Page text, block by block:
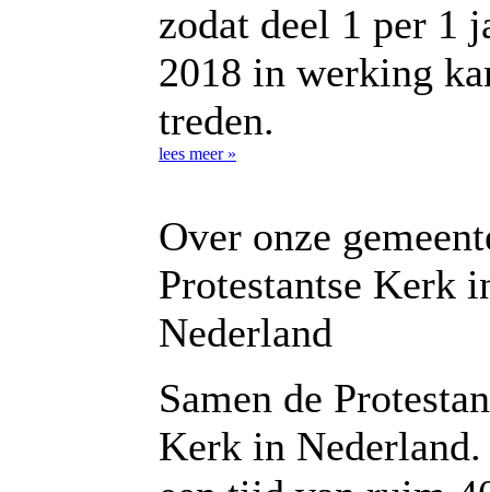
zodat deel 1 per 1
2018 in werking
treden.
lees meer »
Over onze
Protestantse Kerk
Nederland
Samen de
Kerk in